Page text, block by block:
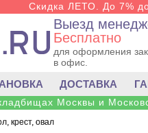
Скидка ЛЕТО. До 7% до
Выезд
Бесплатно
для оформления
в офис.
ДОСТАВКА
Москвы и
крест, овал